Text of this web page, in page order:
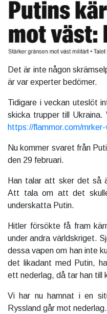
Det är inte någon
är var experter bedömer.
Tidigare i veckan uteslöt
skicka trupper till
https://flammor.com/
Nu kommer svaret från
den 29 februari.
Han talar att sker det så
Att tala om att det
underskatta Putin.
Hitler försökte få fram
under andra världskriget.
dessa vapen om han inte
det likadant med Putin,
ett nederlag, då tar han till
Vi har nu hamnat i en
Ryssland går mot